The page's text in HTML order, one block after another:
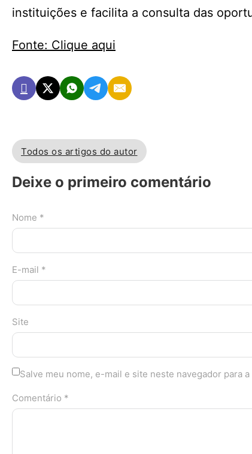
instituições e facilita a consulta das
Fonte: Clique aqui
Todos os artigos do autor
Deixe o primeiro comentário
Nome *
E-mail *
Site
Salve meu nome, e-mail e site neste navegador para
Comentário *